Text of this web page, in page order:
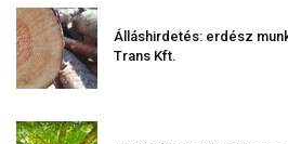
Álláshirdetés: erdész
Trans Kft.